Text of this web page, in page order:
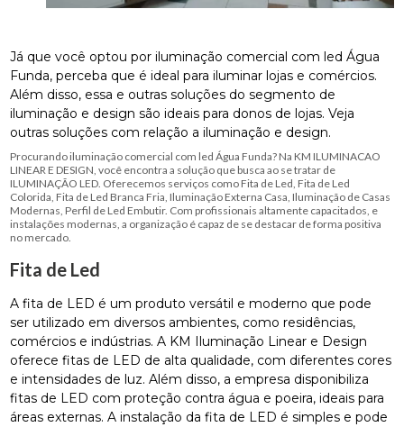
Já que você optou por iluminação comercial com led Água
Funda, perceba que é ideal para iluminar lojas e comércios.
Além disso, essa e outras soluções do segmento de
iluminação e design são ideais para donos de lojas. Veja
outras soluções com relação a iluminação e design.
Procurando iluminação comercial com led Água Funda? Na KM ILUMINACAO
LINEAR E DESIGN, você encontra a solução que busca ao se tratar de
ILUMINAÇÃO LED. Oferecemos serviços como Fita de Led, Fita de Led
Colorida, Fita de Led Branca Fria, Iluminação Externa Casa, Iluminação de Casas
Modernas, Perfil de Led Embutir. Com profissionais altamente capacitados, e
instalações modernas, a organização é capaz de se destacar de forma positiva
no mercado.
Fita de Led
A fita de LED é um produto versátil e moderno que pode
ser utilizado em diversos ambientes, como residências,
comércios e indústrias. A KM Iluminação Linear e Design
oferece fitas de LED de alta qualidade, com diferentes cores
e intensidades de luz. Além disso, a empresa disponibiliza
fitas de LED com proteção contra água e poeira, ideais para
áreas externas. A instalação da fita de LED é simples e pode